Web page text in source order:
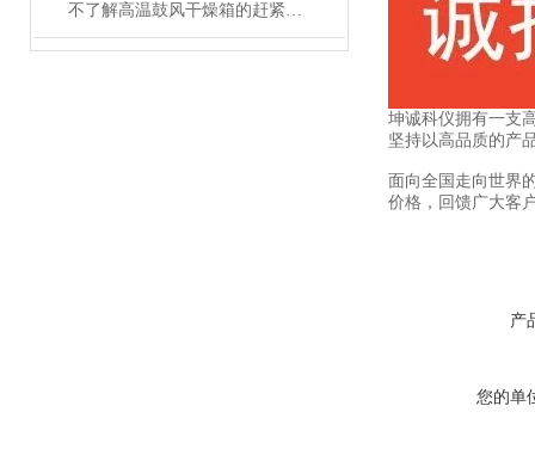
不了解高温鼓风干燥箱的赶紧往这边看了
坤诚科仪拥有一支
坚持以高品质的产
面向全国走向世界
价格，回馈广大客
产
您的单